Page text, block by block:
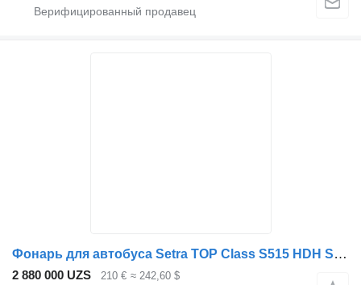
Фонарь для автобуса Setra TOP Class S515 HDH S 516 HDH S 5
2 880 000 UZS 210 € ≈ 242,60 $